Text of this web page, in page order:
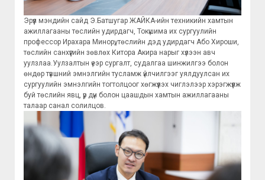
Эрүүл мэндийн сайд Э.Батшугар ЖАЙКА-ийн техникийн хамтын
ажиллагааны төслийн удирдагч, Токүшима их сургуулийн
профессор Ирахара Минорү, төслийн дэд удирдагч Або Хироши,
төслийн санхүүгийн зөвлөх Китора Акира нарыг хүлээн авч
уулзлаа.Уулзалтын үеэр сургалт, судалгаа шинжилгээ болон
өндөр түвшний эмнэлгийн тусламж үйлчилгээг уялдуулсан их
сургуулийн эмнэлгийн тогтолцоог хөгжүүлэх чиглэлээр хэрэгжүүлж
буй төслийн явц, үр дүн болон цаашдын хамтын ажиллагааны
талаар санал солилцов.